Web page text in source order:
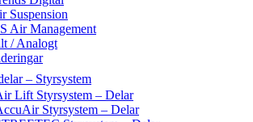
Suspension
Air Management
/ Analogt
– Styrsystem
Lift Styrsystem – Delar
Styrsystem – Delar